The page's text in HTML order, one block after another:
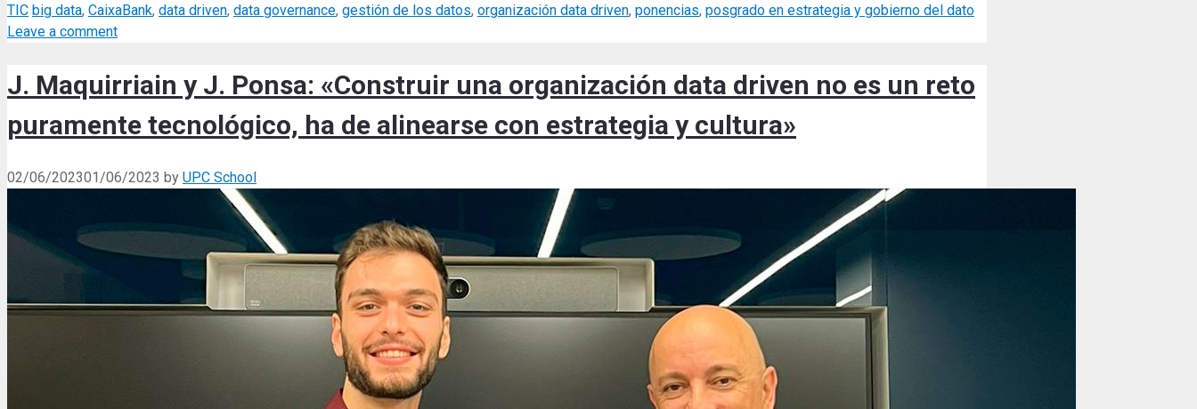
Categories
TIC Tags
big data, CaixaBank, data driven, data governance, gestión de los datos, organización data driven, ponencias, posgrado en estrategia y gobierno del dato
Leave a comment
J. Maquirriain y J. Ponsa: «Construir una organización data driven no es un reto
puramente tecnológico, ha de alinearse con estrategia y cultura»
02/06/202301/06/2023 by UPC School